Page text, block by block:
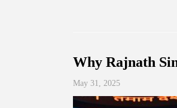
Why Rajnath
May 31, 2025